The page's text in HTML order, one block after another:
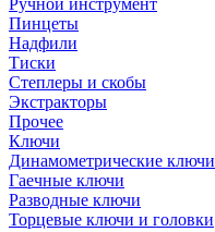
Ручной инструмент
Пинцеты
Надфили
Тиски
Степлеры и скобы
Экстракторы
Прочее
Ключи
Динамометрические ключи
Гаечные ключи
Разводные ключи
Торцевые ключи и головки